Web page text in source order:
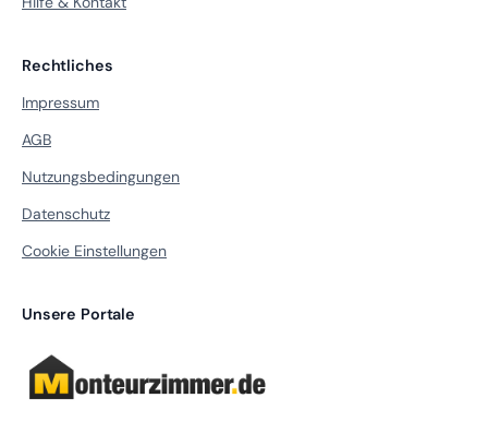
Rechtliches
Impressum
AGB
Nutzungsbedingungen
Datenschutz
Cookie Einstellungen
Unsere Portale